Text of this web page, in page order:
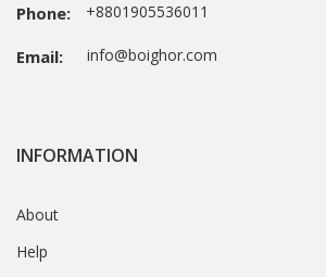
Phone: +8801905536011
Email: info@boighor.com
INFORMATION
About
Help